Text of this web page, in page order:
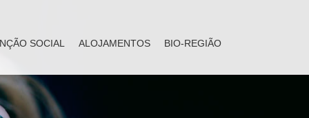
SOCIAL ALOJAMENTOS BIO-REGIÃO